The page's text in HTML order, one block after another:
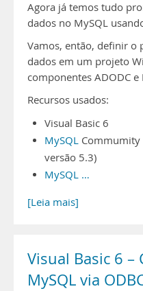
Agora já temos tudo
dados no MySQL
Vamos, então, definir o
dados em um projeto
componentes ADODC e
Recursos usados:
Visual Basic 6
MySQL Commumity
versão 5.3)
MySQL …
[Leia mais]
Visual Basic 6 –
MySQL via